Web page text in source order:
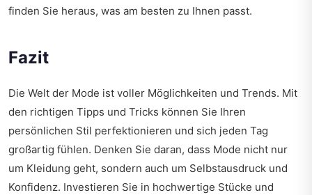
finden Sie heraus, was am besten zu Ihnen passt.
Fazit
Die Welt der Mode ist voller Möglichkeiten und Trends. Mit
den richtigen Tipps und Tricks können Sie Ihren
persönlichen Stil perfektionieren und sich jeden Tag
großartig fühlen. Denken Sie daran, dass Mode nicht nur
um Kleidung geht, sondern auch um Selbstausdruck und
Konfidenz. Investieren Sie in hochwertige Stücke und